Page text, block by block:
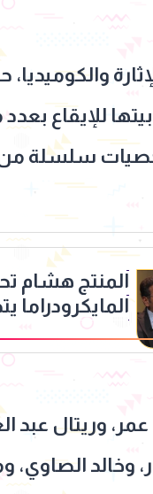
والكوميديا،
للإيقاع
سلسلة
المنتج هشام
خلال سنوات
وريتال عبد
وخالد